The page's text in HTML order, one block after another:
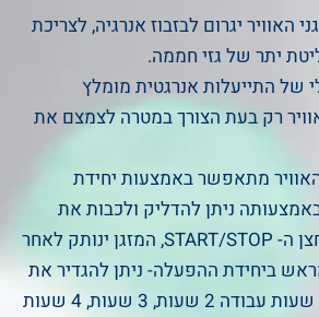
האוויר יגרום לבזבוז אנרגיה, לצריכת
יתר של גזי חממה.
של התייעלות אנרגטית מומלץ
רק בעת הצורך במטרה לצמצם את
מתאפשר באמצעות יחידת
ניתן להדליק ולכבות את
המזגן בלחיצה על לחצן ה- START/STOP, המזגן ינותק לאחר
ביחידת ההפעלה- ניתן להגדיר את
זמן ניתוק המזגן לפי שעות עבודה 2 שעות, 3 שעות, 4 שעות